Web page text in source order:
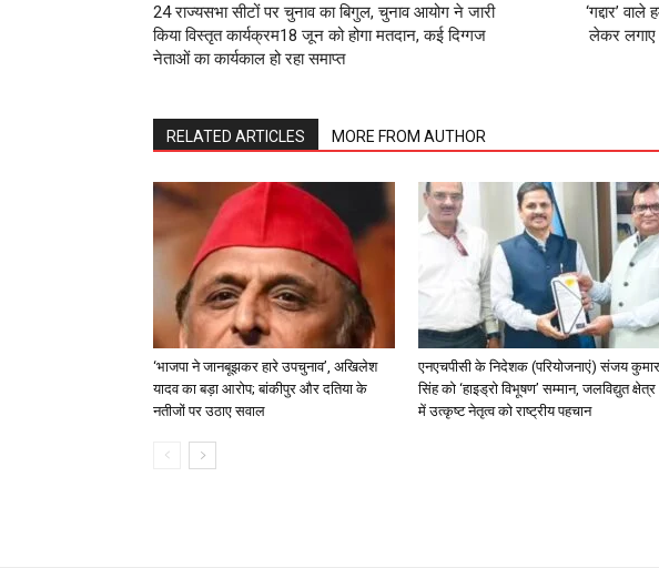
24 राज्यसभा सीटों पर चुनाव का बिगुल, चुनाव आयोग ने जारी
किया विस्तृत कार्यक्रम18 जून को होगा मतदान, कई दिग्गज
नेताओं का कार्यकाल हो रहा समाप्त
‘गद्दार’
लेकर लगाए
RELATED ARTICLES MORE FROM AUTHOR
‘भाजपा ने जानबूझकर हारे उपचुनाव’, अखिलेश
यादव का बड़ा आरोप; बांकीपुर और दतिया के
नतीजों पर उठाए सवाल
एनएचपीसी के निदेशक (परियोजनाएं) संजय कुमार
सिंह को ‘हाइड्रो विभूषण’ सम्मान, जलविद्युत क्षेत्र
में उत्कृष्ट नेतृत्व को राष्ट्रीय पहचान